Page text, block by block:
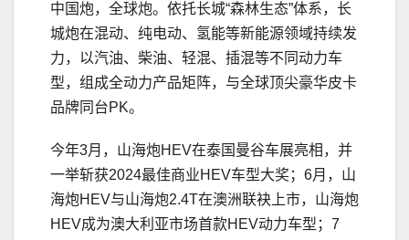
中国炮，全球炮。依托长城“森林生态”体系，长
城炮在混动、纯电动、氢能等新能源领域持续发
力，以汽油、柴油、轻混、插混等不同动力车
型，组成全动力产品矩阵，与全球顶尖豪华皮卡
品牌同台PK。
今年3月，山海炮HEV在泰国曼谷车展亮相，并
一举斩获2024最佳商业HEV车型大奖；6月，山
海炮HEV与山海炮2.4T在澳洲联袂上市，山海炮
HEV成为澳大利亚市场首款HEV动力车型；7